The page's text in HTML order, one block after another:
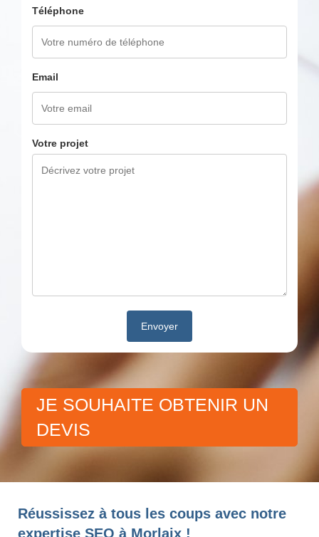
Téléphone
Email
Votre projet
JE SOUHAITE OBTENIR UN
DEVIS
Réussissez à tous les coups avec notre
expertise SEO à Morlaix !